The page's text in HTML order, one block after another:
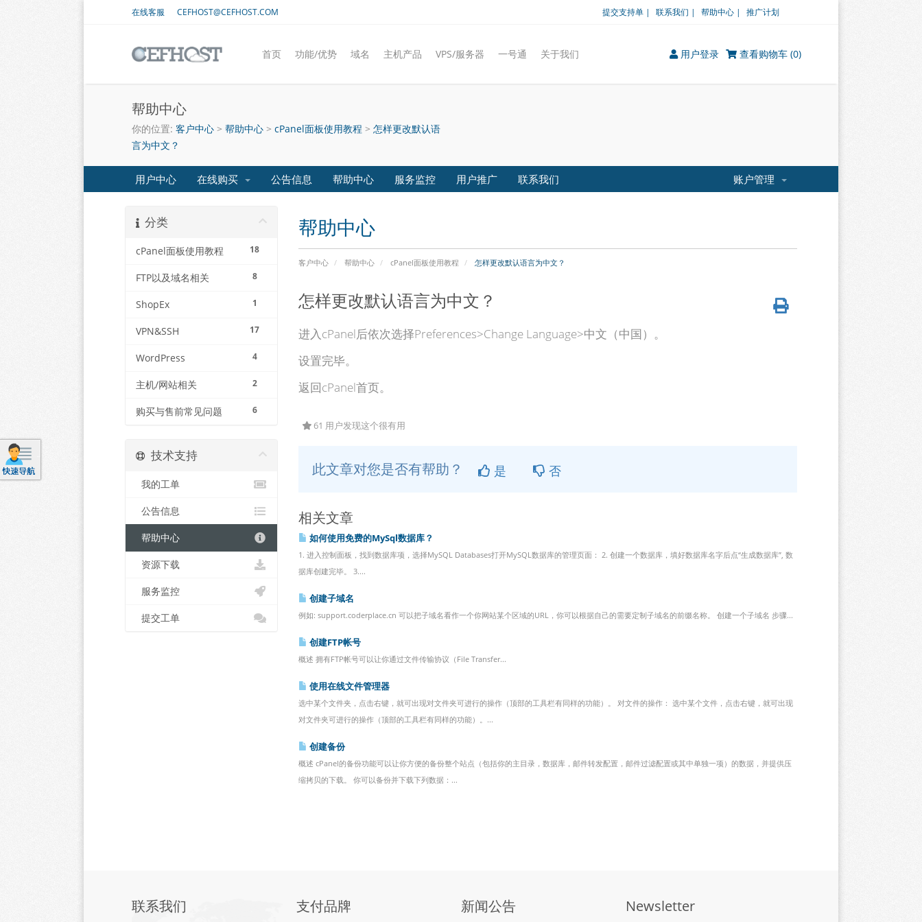
在线客服 CEFHOST@CEFHOST.COM 提交支持单 | 联系我们 | 帮助中心 | 推广计划
首页 功能/优势 域名 主机产品 VPS/服务器 一号通 关于我们 查看购物车 (0)
用户登录
帮助中心
你的位置: 客户中心 > 帮助中心 > cPanel面板使用教程 > 怎样更改默认语
言为中文？
用户中心 在线购买 公告信息 帮助中心 服务监控 用户推广 联系我们 账户管理
帮助中心
客户中心 帮助中心 cPanel面板使用教程 怎样更改默认语言为中文？
分类
18
cPanel面板使用教程
8
FTP以及域名相关
1
ShopEx
17
VPN&SSH
4
WordPress
2
主机/网站相关
6
购买与售前常见问题
怎样更改默认语言为中文？
进入cPanel后依次选择Preferences>Change Language>中文（中国）。
设置完毕。
返回cPanel首页。
61 用户发现这个很有用
此文章对您是否有帮助？ 是 否
相关文章
如何使用免费的MySql数据库？
1. 进入控制面板，找到数据库项，选择MySQL Databases打开MySQL数据库的管理页面： 2. 创建一个数据库，填好数据库名字后点“生成数据库”, 数
据库创建完毕。 3....
创建子域名
例如: support.coderplace.cn 可以把子域名看作一个你网站某个区域的URL，你可以根据自己的需要定制子域名的前缀名称。 创建一个子域名 步骤...
创建FTP帐号
概述 拥有FTP帐号可以让你通过文件传输协议（File Transfer...
使用在线文件管理器
选中某个文件夹，点击右键，就可出现对文件夹可进行的操作（顶部的工具栏有同样的功能）。 对文件的操作： 选中某个文件，点击右键，就可出现
对文件夹可进行的操作（顶部的工具栏有同样的功能）。...
创建备份
概述 cPanel的备份功能可以让你方便的备份整个站点（包括你的主目录，数据库，邮件转发配置，邮件过滤配置或其中单独一项）的数据，并提供压
缩拷贝的下载。 你可以备份并下载下列数据：...
技术支持
我的工单
公告信息
帮助中心
资源下载
服务监控
提交工单
联系我们 支付品牌 新闻公告 Newsletter